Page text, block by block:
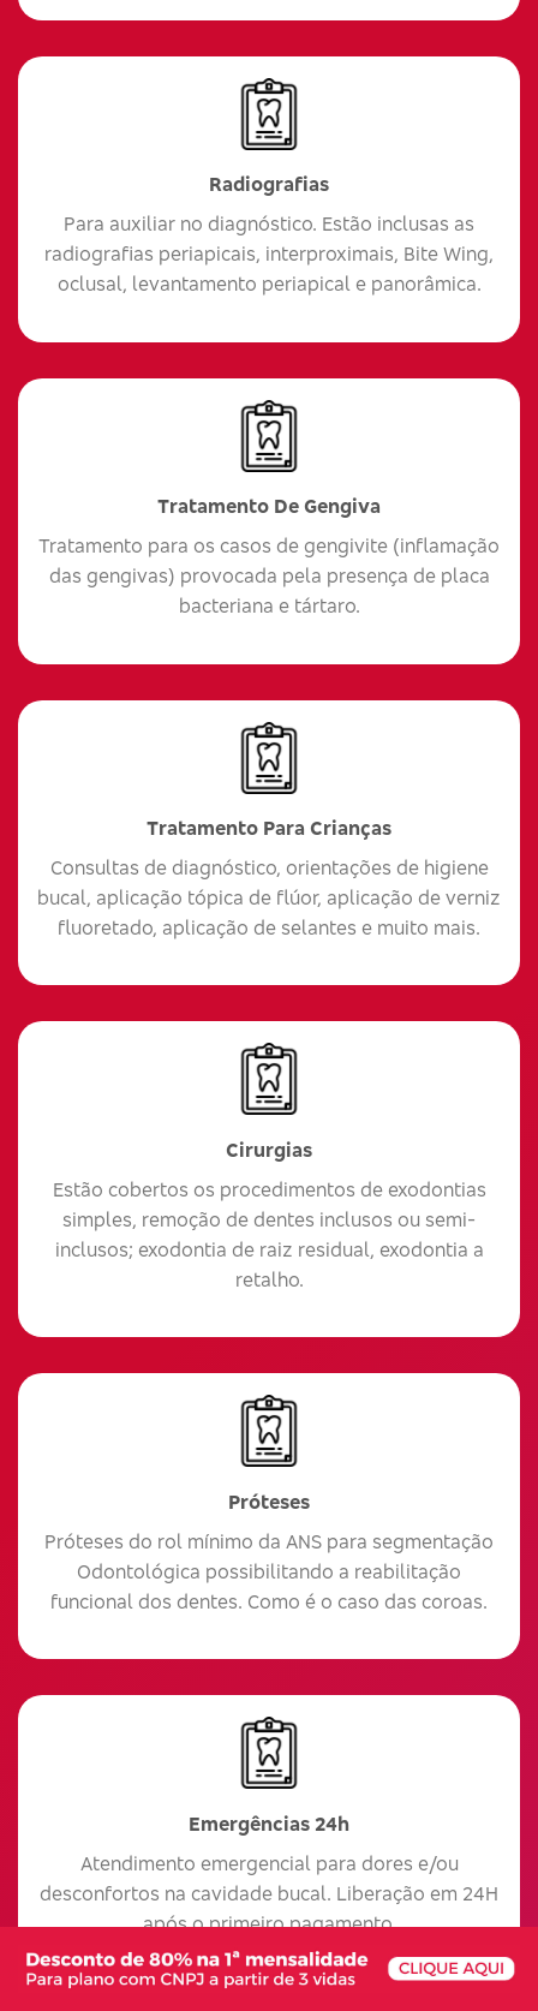
Radiografias
Para auxiliar no diagnóstico. Estão inclusas as
radiografias periapicais, interproximais, Bite Wing,
oclusal, levantamento periapical e panorâmica.
Tratamento De Gengiva
Tratamento para os casos de gengivite (inflamação
das gengivas) provocada pela presença de placa
bacteriana e tártaro.
Tratamento Para Crianças
Consultas de diagnóstico, orientações de higiene
bucal, aplicação tópica de flúor, aplicação de verniz
fluoretado, aplicação de selantes e muito mais.
Cirurgias
Estão cobertos os procedimentos de exodontias
simples, remoção de dentes inclusos ou semi-
inclusos; exodontia de raiz residual, exodontia a
retalho.
Próteses
Próteses do rol mínimo da ANS para segmentação
Odontológica possibilitando a reabilitação
funcional dos dentes. Como é o caso das coroas.
Emergências 24h
Atendimento emergencial para dores e/ou
desconfortos na cavidade bucal. Liberação em 24H
após o primeiro pagamento.